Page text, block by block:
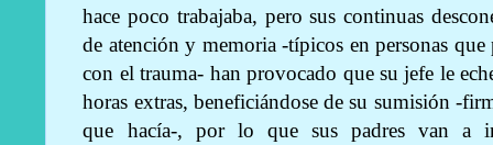
hace poco trabajaba, pero sus continuas
de atención y memoria -típicos en personas
con el trauma- han provocado que su jefe le
horas extras, beneficiándose de su sumisión -
que hacía-, por lo que sus padres van a